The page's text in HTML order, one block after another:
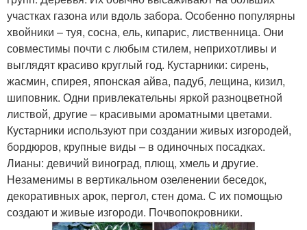
участках газона или вдоль забора. Особенно популярны
хвойники – туя, сосна, ель, кипарис, лиственница. Они
совместимы почти с любым стилем, неприхотливы и
выглядят красиво круглый год. Кустарники: сирень,
жасмин, спирея, японская айва, падуб, лещина, кизил,
шиповник. Одни привлекательны яркой разноцветной
листвой, другие – красивыми ароматными цветами.
Кустарники используют при создании живых изгородей,
бордюров, крупные виды – в одиночных посадках.
Лианы: девичий виноград, плющ, хмель и другие.
Незаменимы в вертикальном озеленении беседок,
декоративных арок, пергол, стен дома. С их помощью
создают и живые изгороди. Почвопокровники.